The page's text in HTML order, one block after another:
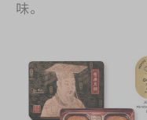
味。